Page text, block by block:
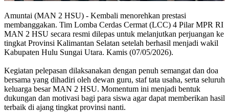
Amuntai (MAN 2 HSU) - Kembali menorehkan prestasi
membanggakan. Tim Lomba Cerdas Cermat (LCC) 4 Pilar MPR RI
MAN 2 HSU secara resmi dilepas untuk melanjutkan perjuangan ke
tingkat Provinsi Kalimantan Selatan setelah berhasil menjadi wakil
Kabupaten Hulu Sungai Utara. Kamis (07/05/2026).
Kegiatan pelepasan dilaksanakan dengan penuh semangat dan doa
bersama yang dihadiri oleh dewan guru, staf tata usaha, serta seluruh
keluarga besar MAN 2 HSU. Momentum ini menjadi bentuk
dukungan dan motivasi bagi para siswa agar dapat memberikan hasil
terbaik di ajang tingkat provinsi nanti.